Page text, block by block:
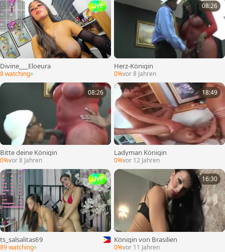
LIVE
Divine___Eloeura
8 watching
08:26
Herz-Königin
0%vor 8 Jahren
08:26
Bitte deine Königin
0%vor 8 Jahren
18:49
Ladyman Königin
0%vor 12 Jahren
LIVE
ts_salsalitas69
89 watching
16:30
Königin von Brasilien
0%vor 11 Jahren